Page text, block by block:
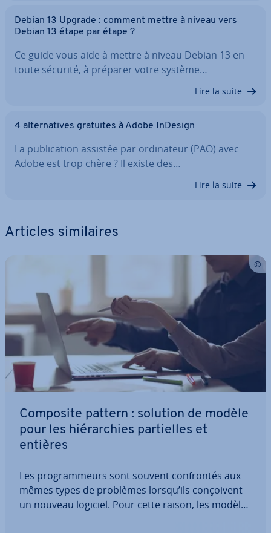
Debian 13 Upgrade : comment mettre à niveau vers
Debian 13 étape par étape ?
Ce guide vous aide à mettre à niveau Debian 13 en
toute sécurité, à préparer votre système…
Lire la suite
4 al­ter­na­tives gratuites à Adobe InDesign
La pu­bli­ca­tion assistée par or­di­na­teur (PAO) avec
Adobe est trop chère ? Il existe des…
Lire la suite
Articles si­mi­laires
Composite pattern : solution de modèle
pour les hié­rar­chies par­tielles et
entières
Les pro­gram­meurs sont souvent con­fron­tés aux
mêmes types de problèmes lorsqu’ils con­çoi­vent
un nouveau logiciel. Pour cette raison, les modèles